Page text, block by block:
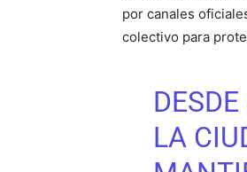
por canales
colectivo para
DESDE
LA